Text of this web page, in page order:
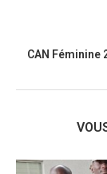
CAN Féminine